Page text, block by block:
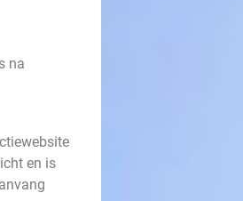
na
en is